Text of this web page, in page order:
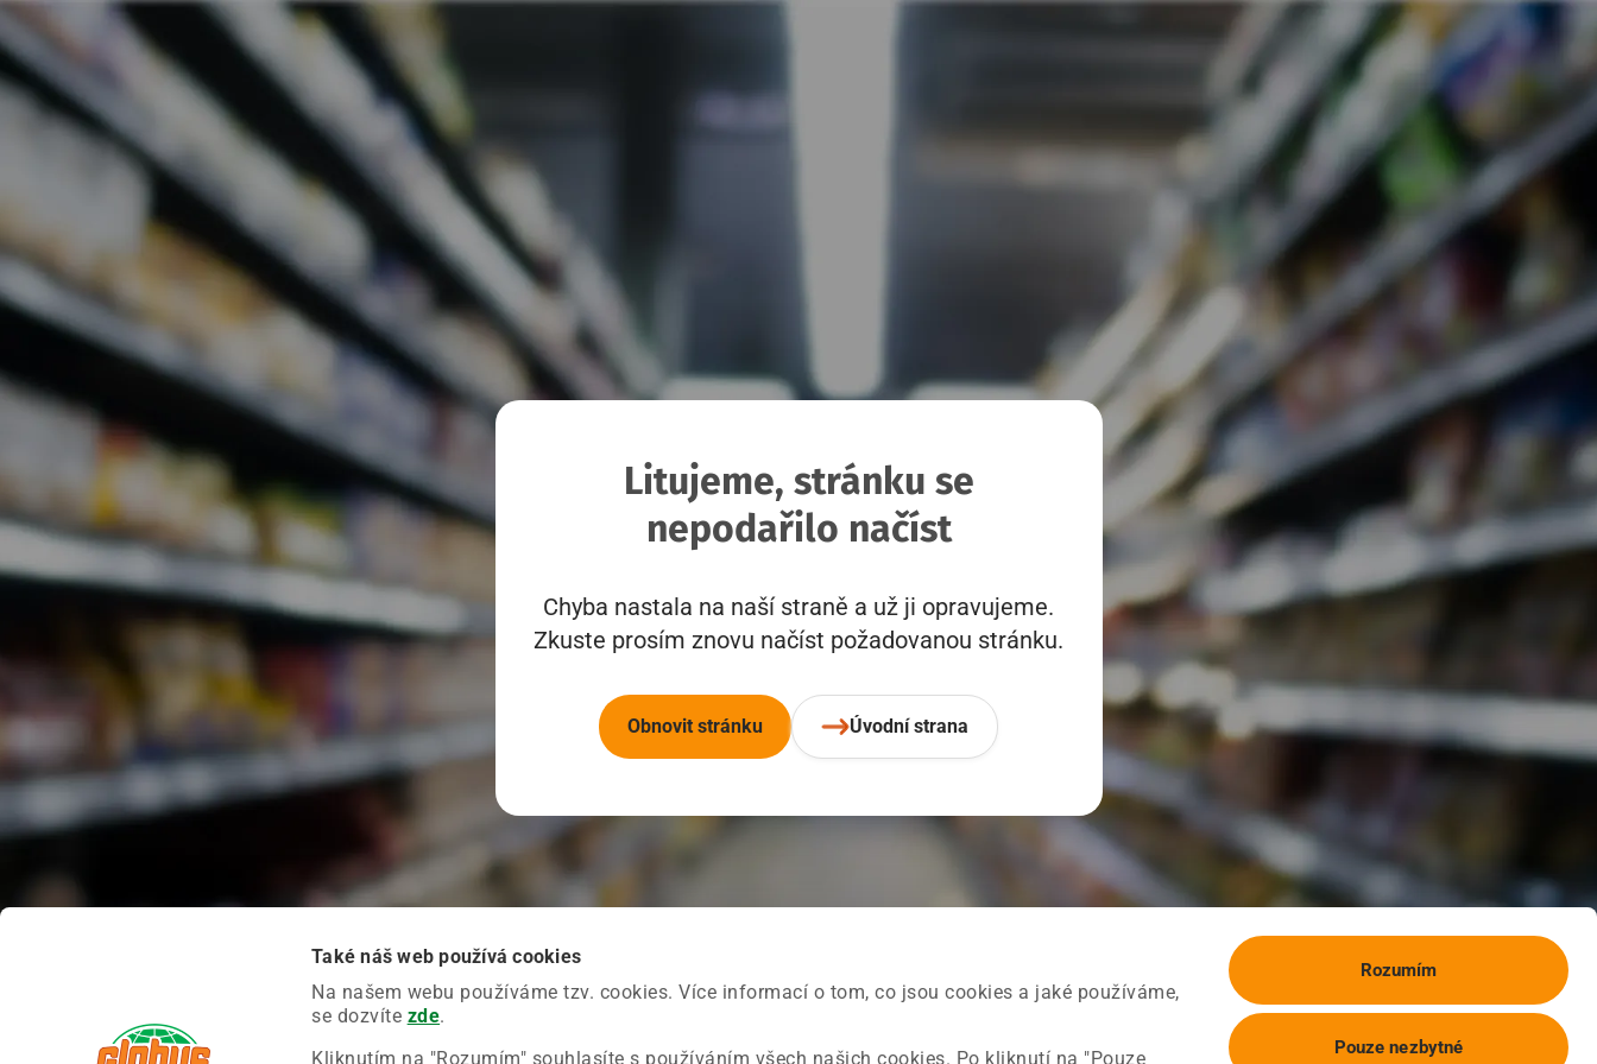
Také náš web používá cookies
Na našem webu používáme tzv. cookies. Více informací o tom, co jsou cookies a jaké používáme,
se dozvíte zde.
Kliknutím na "Rozumím" souhlasíte s používáním všech našich cookies. Po kliknutí na "Pouze
Rozumím
Pouze nezbytné
Litujeme, stránku se
nepodařilo načíst
Chyba nastala na naší straně a už ji opravujeme.
Zkuste prosím znovu načíst požadovanou stránku.
Obnovit stránku Úvodní strana